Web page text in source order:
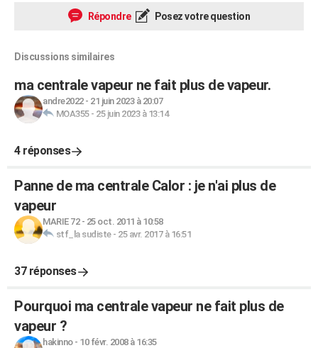
Répondre Posez votre question
Discussions similaires
ma centrale vapeur ne fait plus de vapeur.
andre2022- 21 juin 2023 à 20:07
MOA355- 25 juin 2023 à 13:14
4 réponses
Panne de ma centrale Calor : je n'ai plus de
vapeur
MARIE 72- 25 oct. 2011 à 10:58
stf_la sudiste- 25 avr. 2017 à 16:51
37 réponses
Pourquoi ma centrale vapeur ne fait plus de
vapeur ?
hakinno- 10 févr. 2008 à 16:35